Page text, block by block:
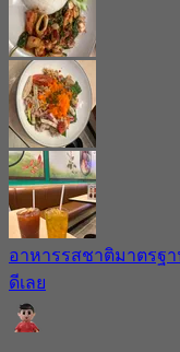
อาหารรสชาติมาตรฐา
ดีเลย